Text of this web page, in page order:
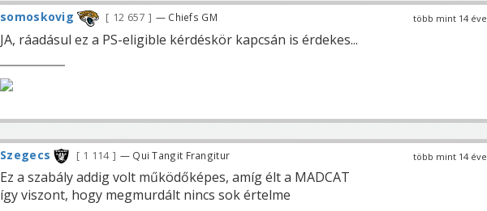
több mint 14 éve
somoskovig 12 657 — Chiefs GM
JA, ráadásul ez a PS-eligible kérdéskör kapcsán is érdekes...
több mint 14 éve
Szegecs 1 114 — Qui Tangit Frangitur
Ez a szabály addig volt működőképes, amíg élt a MADCAT
így viszont, hogy megmurdált nincs sok értelme